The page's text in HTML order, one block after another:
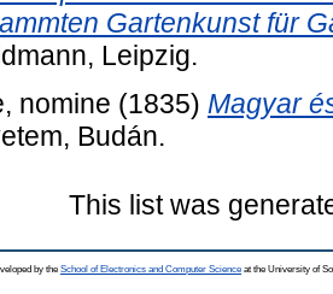
Gartenkunst für
Leipzig.
nomine (1835) Magyar
Budán.
This list was
by the School of Electronics and Computer Science at the University of